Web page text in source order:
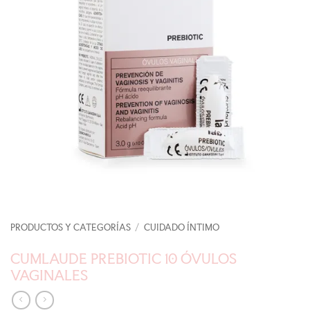
PRODUCTOS Y CATEGORÍAS / CUIDADO ÍNTIMO
CUMLAUDE PREBIOTIC 10 ÓVULOS
VAGINALES